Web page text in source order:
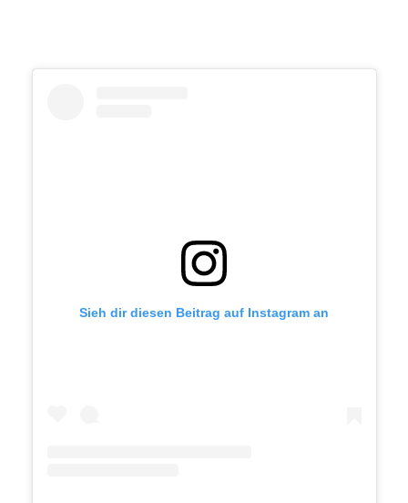
Sieh dir diesen Beitrag auf Instagram an